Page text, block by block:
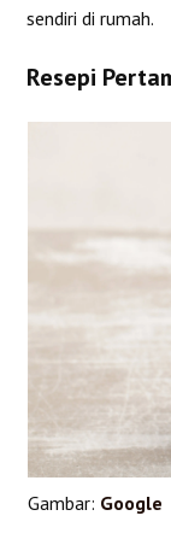
sendiri di rumah.
Resepi
Gambar: Google